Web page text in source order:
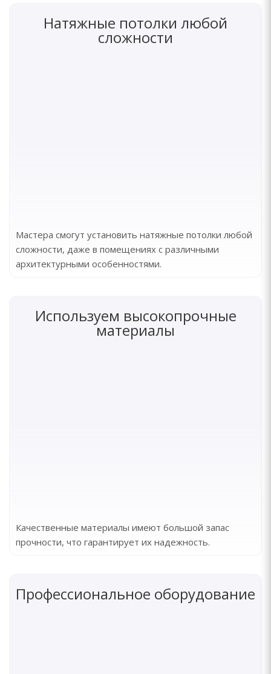
Натяжные потолки любой
сложности
Мастера смогут установить натяжные потолки любой
сложности, даже в помещениях с различными
архитектурными особенностями.
Используем высокопрочные
материалы
Качественные материалы имеют большой запас
прочности, что гарантирует их надежность.
Профессиональное оборудование